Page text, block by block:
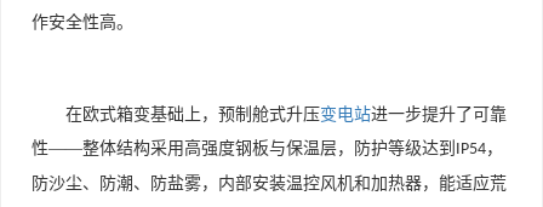
作安全性高。
在欧式箱变基础上，预制舱式升压变电站进一步提升了可靠
性——整体结构采用高强度钢板与保温层，防护等级达到 IP54，
防沙尘、防潮、防盐雾，内部安装温控风机和加热器，能适应荒